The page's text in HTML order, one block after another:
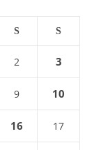
S S
2 3
9 10
16 17